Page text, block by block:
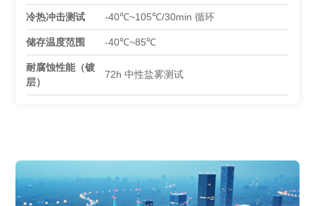
冷热冲击测试 -40℃~105℃/30min 循环
储存温度范围 -40℃~85℃
耐腐蚀性能（镀
层）
72h 中性盐雾测试